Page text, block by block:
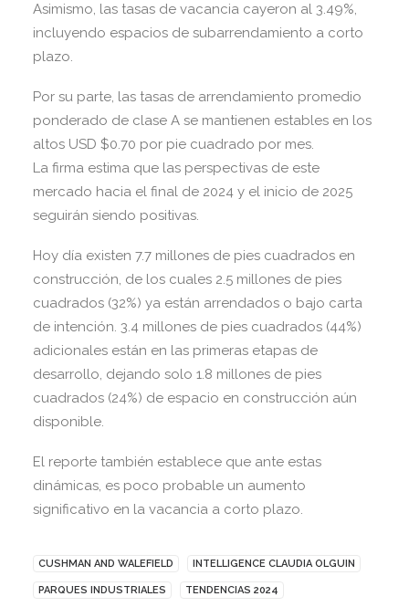
Asimismo, las tasas de vacancia cayeron al 3.49%,
incluyendo espacios de subarrendamiento a corto
plazo.
Por su parte, las tasas de arrendamiento promedio
ponderado de clase A se mantienen estables en los
altos USD $0.70 por pie cuadrado por mes.
La firma estima que las perspectivas de este
mercado hacia el final de 2024 y el inicio de 2025
seguirán siendo positivas.
Hoy día existen 7.7 millones de pies cuadrados en
construcción, de los cuales 2.5 millones de pies
cuadrados (32%) ya están arrendados o bajo carta
de intención. 3.4 millones de pies cuadrados (44%)
adicionales están en las primeras etapas de
desarrollo, dejando solo 1.8 millones de pies
cuadrados (24%) de espacio en construcción aún
disponible.
El reporte también establece que ante estas
dinámicas, es poco probable un aumento
significativo en la vacancia a corto plazo.
CUSHMAN AND WALEFIELD INTELLIGENCE CLAUDIA OLGUIN
PARQUES INDUSTRIALES TENDENCIAS 2024